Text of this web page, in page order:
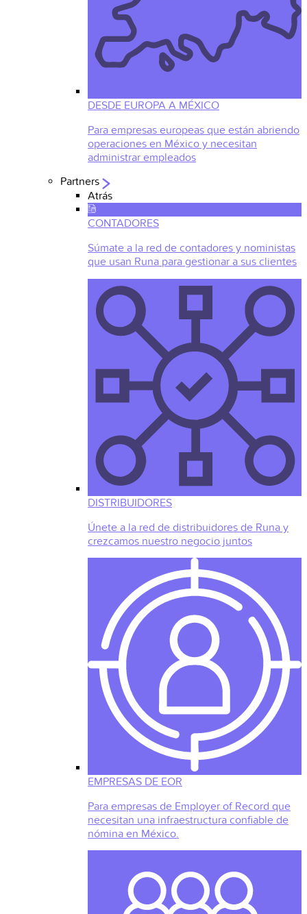
DESDE EUROPA A MÉXICO
Para empresas europeas que están abriendo
operaciones en México y necesitan
administrar empleados
Partners
Atrás
CONTADORES
Súmate a la red de contadores y noministas
que usan Runa para gestionar a sus clientes
DISTRIBUIDORES
Únete a la red de distribuidores de Runa y
crezcamos nuestro negocio juntos
EMPRESAS DE EOR
Para empresas de Employer of Record que
necesitan una infraestructura confiable de
nómina en México.